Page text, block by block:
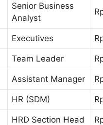
Senior Business
Analyst
Executives
Team Leader
Assistant Manager
HR (SDM)
HRD Section Head